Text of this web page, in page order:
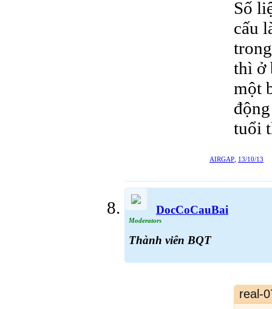
Số
cấu
thì ở
một
tuổi
AIRGAP 13/10/13
DocCoCauBai
Moderators
Thành viên BQT
real-